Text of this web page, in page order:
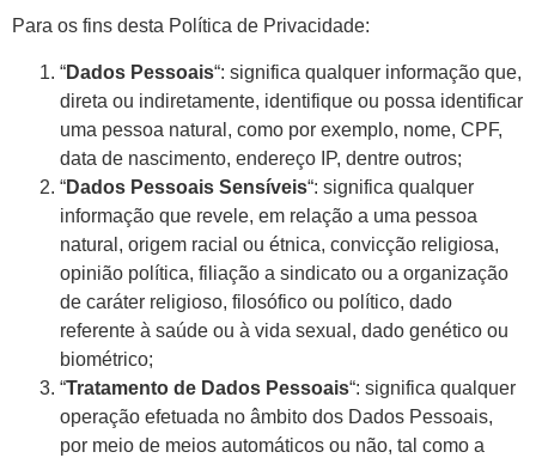
Para os fins desta Política de Privacidade:
“Dados Pessoais“: significa qualquer informação que,
direta ou indiretamente, identifique ou possa identificar
uma pessoa natural, como por exemplo, nome, CPF,
data de nascimento, endereço IP, dentre outros;
“Dados Pessoais Sensíveis“: significa qualquer
informação que revele, em relação a uma pessoa
natural, origem racial ou étnica, convicção religiosa,
opinião política, filiação a sindicato ou a organização
de caráter religioso, filosófico ou político, dado
referente à saúde ou à vida sexual, dado genético ou
biométrico;
“Tratamento de Dados Pessoais“: significa qualquer
operação efetuada no âmbito dos Dados Pessoais,
por meio de meios automáticos ou não, tal como a